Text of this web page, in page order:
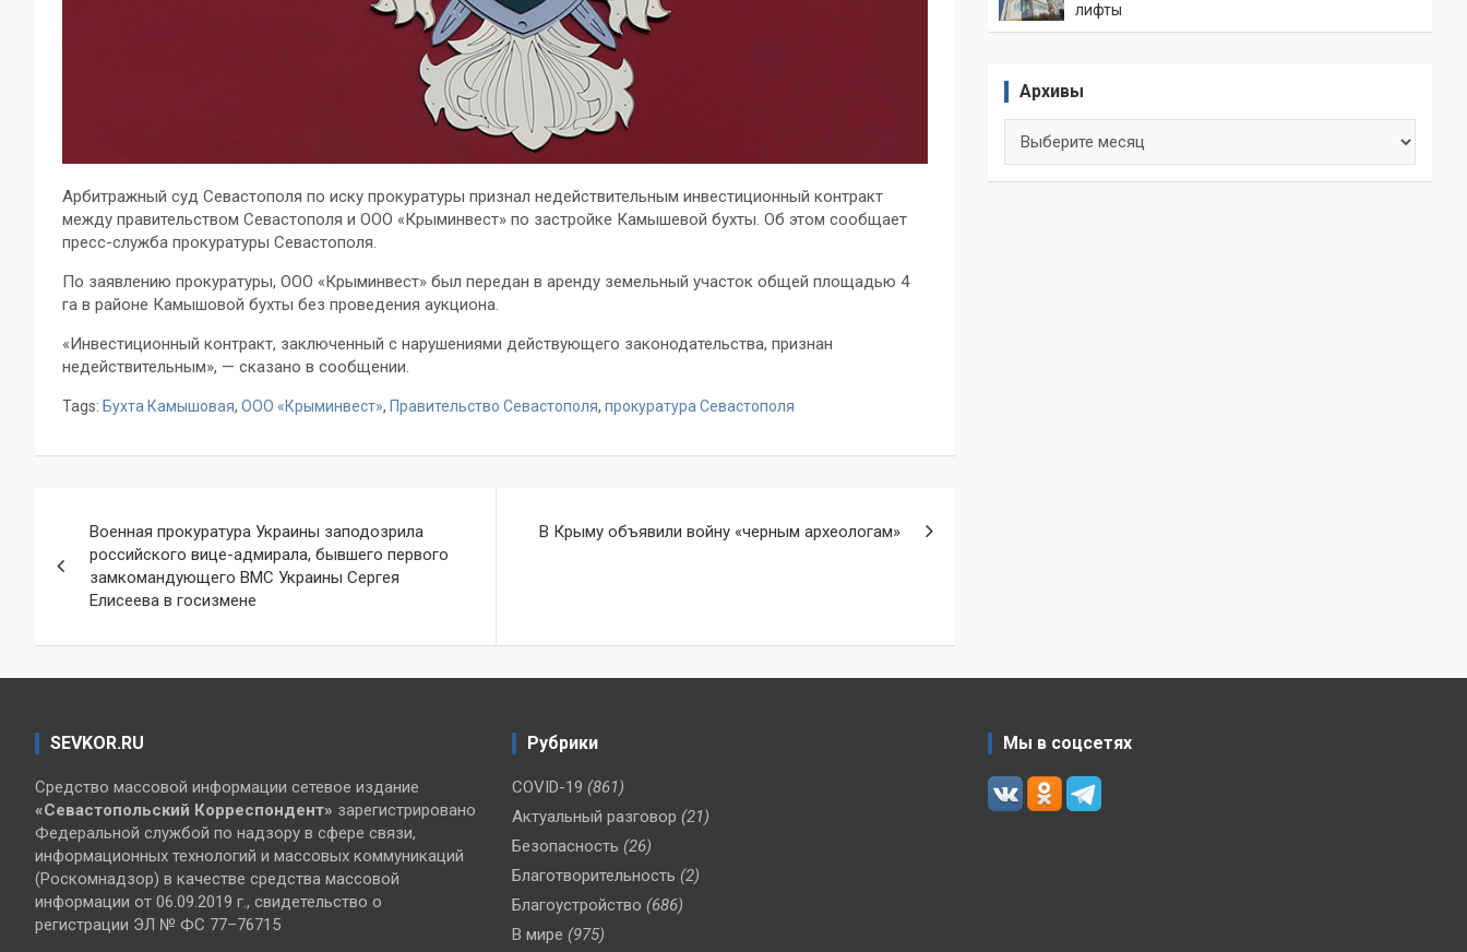
Арбитражный суд Севастополя по иску прокуратуры признал недействительным инвестиционный контракт
между правительством Севастополя и ООО «Крыминвест» по застройке Камышевой бухты. Об этом сообщает
пресс-служба прокуратуры Севастополя.
По заявлению прокуратуры, ООО «Крыминвест» был передан в аренду земельный участок общей площадью 4
га в районе Камышовой бухты без проведения аукциона.
«Инвестиционный контракт, заключенный с нарушениями действующего законодательства, признан
недействительным», — сказано в сообщении.
Tags: Бухта Камышовая, ООО «Крыминвест», Правительство Севастополя, прокуратура Севастополя
по
записям
Военная прокуратура Украины заподозрила
российского вице-адмирала, бывшего первого
замкомандующего ВМС Украины Сергея
Елисеева в госизмене
В Крыму объявили войну «черным археологам»
лифты
Архивы
SEVKOR.RU
Средство массовой информации сетевое издание
«Севастопольский Корреспондент» зарегистрировано
Федеральной службой по надзору в сфере связи,
информационных технологий и массовых коммуникаций
(Роскомнадзор) в качестве средства массовой
информации от 06.09.2019 г., свидетельство о
регистрации ЭЛ № ФС 77–76715
Рубрики
COVID-19 (861)
Актуальный разговор (21)
Безопасность (26)
Благотворительность (2)
Благоустройство (686)
В мире (975)
Мы в соцсетях